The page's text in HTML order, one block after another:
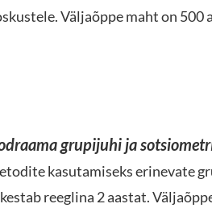
Väljaõppe maht on 500
grupijuhi ja
kasutamiseks erinevate
reeglina 2 aastat.